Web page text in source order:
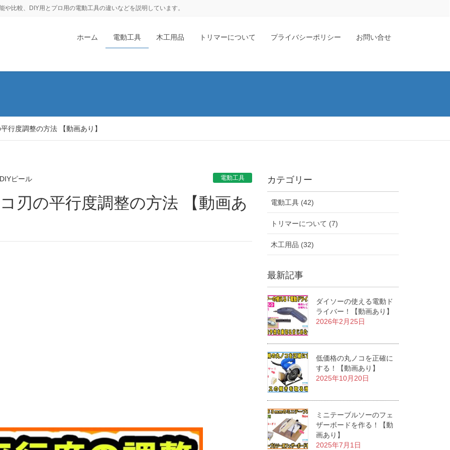
比較、DIY用とプロ用の電動工具の違いなどを説明しています。
ホーム 電動工具 木工用品 トリマーについて プライバシーポリシー お問い合せ
行度調整の方法 【動画あり】
DIYピール 電動工具 カテゴリー
電動工具 (42)
トリマーについて (7)
木工用品 (32)
最新記事
ダイソーの使える電動ド
ライバー！【動画あり】
2026年2月25日
低価格の丸ノコを正確に
する！【動画あり】
2025年10月20日
ミニテーブルソーのフェ
ザーボードを作る！【動
画あり】
2025年7月1日